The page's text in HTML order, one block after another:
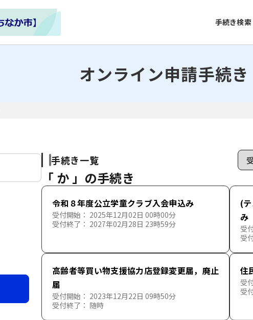
手続き検索
オンライン申請手続き
手続き一覧
「 か 」の手続き
令和８年度公立学童クラブ入会申込み
受付開始： 2025年12月02日 00時00分
受付終了： 2027年02月28日 23時59分
(
み
受
受
高齢者等買い物支援協力店登録変更届，廃止
届
受付開始： 2023年12月22日 09時50分
受付終了： 随時
住
受
受